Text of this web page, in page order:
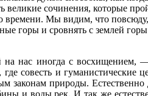
сочинения, которые
Мы видим, что
горы и сровнять с землей
нас иногда с восхищением,
совесть и гуманистические
природы. Естественно
и воды рек. И так же